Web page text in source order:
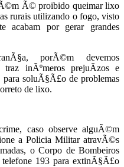
Ã© proibido queimar lixo
rurais utilizando o fogo, visto
acabam por gerar grandes
porÃ©m devemos
inÃºmeros prejuÃ­zos e
soluÃ§Ã£o de problemas
de lixo.
caso observe alguÃ©m
a Policia Militar atravÃ©s
o Corpo de Bombeiros
193 para extinÃ§Ã£o